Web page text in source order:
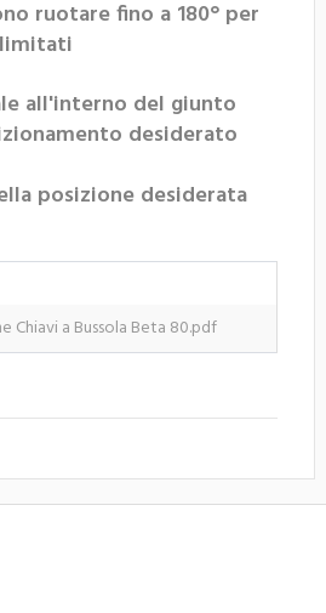
ruotare fino a 180° per
all'interno del giunto
desiderato
posizione desiderata
Chiavi a Bussola Beta 80.pdf